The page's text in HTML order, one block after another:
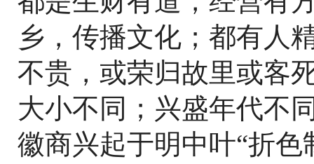
乡，传播文化；都有人
不贵，或荣归故里或客
大小不同；兴盛年代不
徽商兴起于明中叶“折